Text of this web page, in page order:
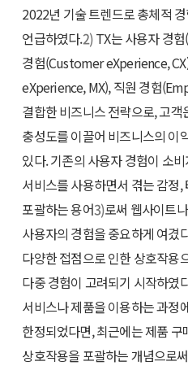
2022년 기술 트렌드로 총체적
언급하였다.2)TX는 사용자 경
경험(Customer eXperience,
eXperience, MX), 직원 경험
결합한 비즈니스 전략으로, 고객
충성도를 이끌어 비즈니스의 이
있다. 기존의 사용자 경험이 소
서비스를 사용하면서 겪는 감정
포괄하는 용어3)로써 웹사이트
사용자의 경험을 중요하게 여겼
다양한 접점으로 인한 상호작용
다중 경험이 고려되기 시작하였
서비스나 제품을 이용하는 과정
한정되었다면, 최근에는 제품
상호작용을 포괄하는 개념으로